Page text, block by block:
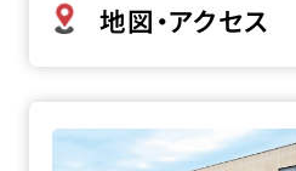
地図・アクセス